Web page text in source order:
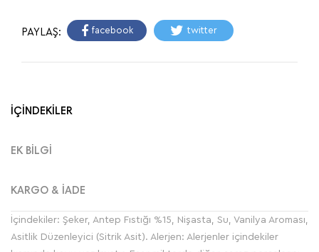
PAYLAŞ: facebook twitter
İÇİNDEKİLER
EK BİLGİ
KARGO & İADE
İçindekiler: Şeker, Antep Fıstığı %15, Nişasta, Su, Vanilya Aroması,
Asitlik Düzenleyici (Sitrik Asit). Alerjen: Alerjenler içindekiler